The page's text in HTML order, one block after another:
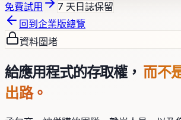
免費試用
7 天日誌保留
回到企業版總覽
資料圍堵
給應用程式的存取權， 而不
出路。